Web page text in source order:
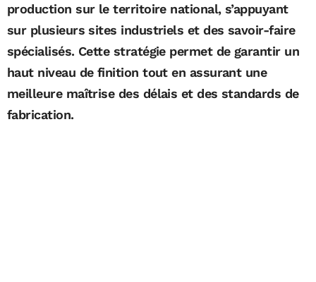
production sur le territoire national, s’appuyant
sur plusieurs sites industriels et des savoir-faire
spécialisés. Cette stratégie permet de garantir un
haut niveau de finition tout en assurant une
meilleure maîtrise des délais et des standards de
fabrication.